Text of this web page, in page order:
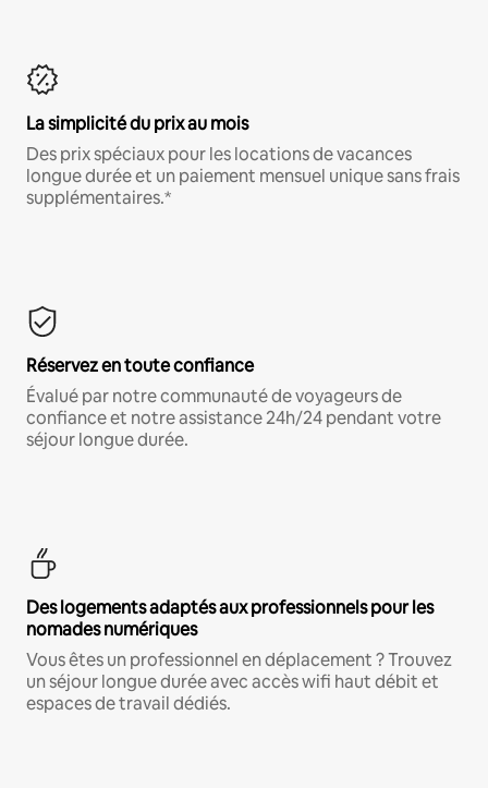
La simplicité du prix au mois
Des prix spéciaux pour les locations de vacances
longue durée et un paiement mensuel unique sans frais
supplémentaires.*
Réservez en toute confiance
Évalué par notre communauté de voyageurs de
confiance et notre assistance 24h/24 pendant votre
séjour longue durée.
Des logements adaptés aux professionnels pour les
nomades numériques
Vous êtes un professionnel en déplacement ? Trouvez
un séjour longue durée avec accès wifi haut débit et
espaces de travail dédiés.